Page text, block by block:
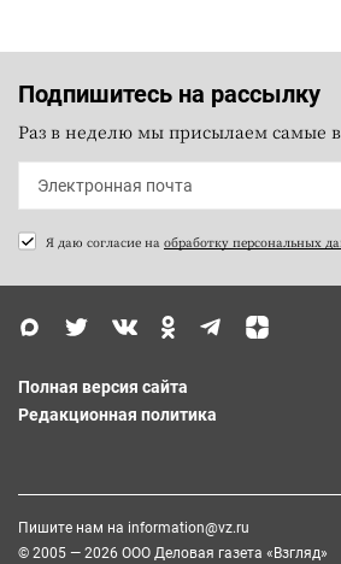
Подпишитесь на рассылку
Раз в неделю мы присылаем самые
Я даю согласие на обработку персональных
Полная версия сайта
Редакционная политика
Пишите нам на information@vz.ru
© 2005 — 2026 ООО Деловая газета «Взгляд»